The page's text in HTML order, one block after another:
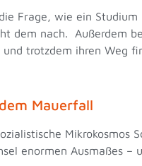
Frage, wie ein
dem nach. Außerdem
trotzdem ihren Weg
Mauerfall
Mikrokosmos
enormen Ausmaßes –